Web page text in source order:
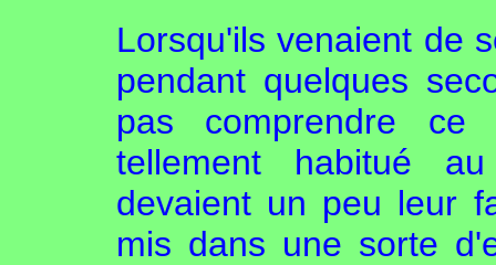
Lorsqu'ils venaient de
pendant quelques
pas comprendre
tellement habitué
devaient un peu leur
mis dans une sorte